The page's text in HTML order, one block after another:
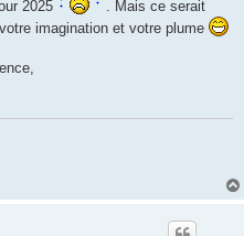
2025
. Mais ce serait
imagination et votre plume